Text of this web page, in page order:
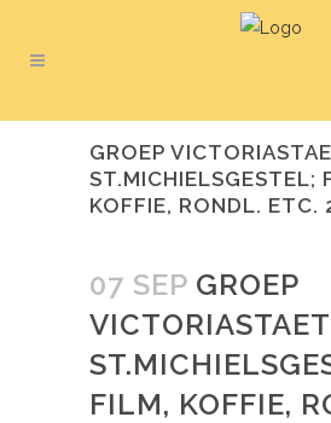
GROEP
ST.MICHIELSGESTEL;
KOFFIE, RONDL. ETC.
07 SEP GROEP
FILM, KOFFIE,